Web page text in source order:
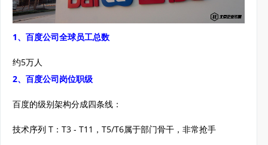
1、百度公司全球员工总数
约5万人
2、百度公司岗位职级
百度的级别架构分成四条线：
技术序列 T：T3 - T11，T5/T6属于部门骨干，非常抢手